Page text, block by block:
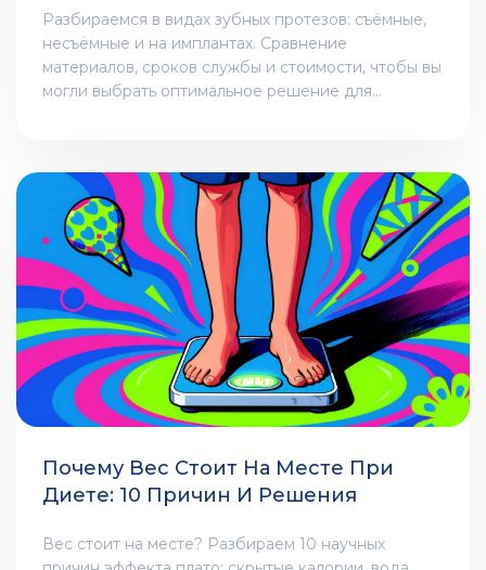
Разбираемся в видах зубных протезов: съёмные,
несъёмные и на имплантах. Сравнение
материалов, сроков службы и стоимости, чтобы вы
могли выбрать оптимальное решение для
Почему Вес Стоит На Месте При
Диете: 10 Причин И Решения
Вес стоит на месте? Разбираем 10 научных